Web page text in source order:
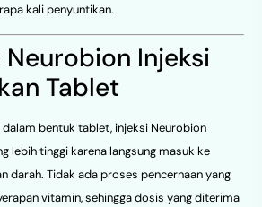
kali penyuntikan.
Injeksi
Tablet
bentuk tablet, injeksi Neurobion
lebih tinggi karena langsung masuk ke
darah. Tidak ada proses pencernaan yang
vitamin, sehingga dosis yang diterima